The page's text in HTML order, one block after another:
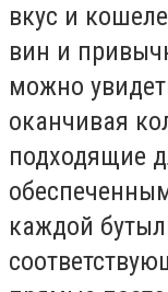
вкус и
вин и
можно
оканчивая
подходящие
каждой